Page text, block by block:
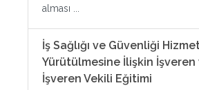
alması ...
İş Sağlığı ve Güvenliği
Yürütülmesine İlişkin İşveren
İşveren Vekili Eğitimi